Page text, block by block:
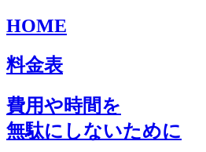
HOME
料金表
費用や時間を
無駄にしないために